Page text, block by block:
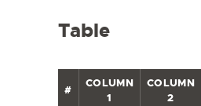
Table
#
COLUMN
1
COLUMN
2